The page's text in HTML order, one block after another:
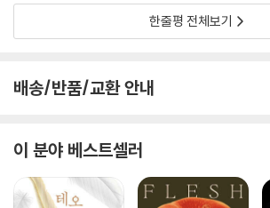
한줄평 전체보기
배송/반품/교환 안내
이 분야 베스트셀러